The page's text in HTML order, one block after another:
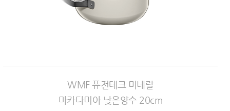
WMF 퓨전테크 미네랄
마카다미아 낮은양수 20cm